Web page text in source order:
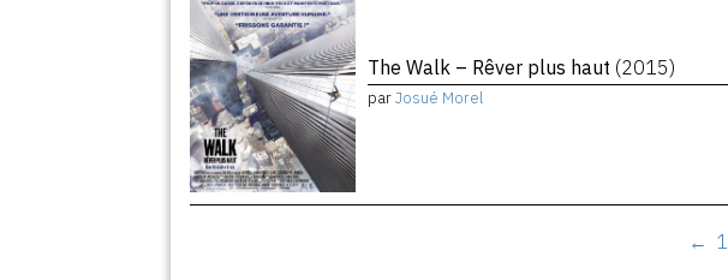
The Walk – Rêver plus haut (2015)
parJosué Morel
← 1